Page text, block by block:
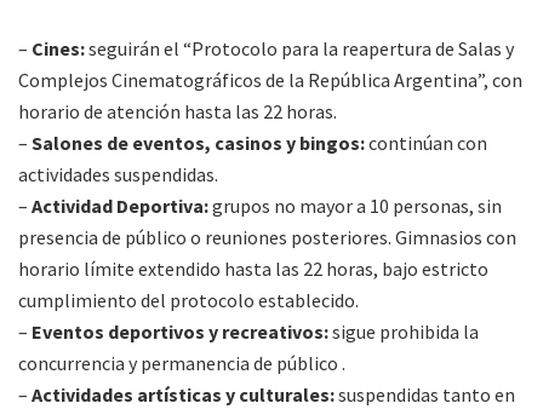
– Cines:seguirán el “Protocolo para la reapertura de Salas y
Complejos Cinematográficos de la República Argentina”, con
horario de atención hasta las 22 horas.
– Salones de eventos, casinos y bingos:continúan con
actividades suspendidas.
– Actividad Deportiva:grupos no mayor a 10 personas, sin
presencia de público o reuniones posteriores. Gimnasios con
horario límite extendido hasta las 22 horas, bajo estricto
cumplimiento del protocolo establecido.
– Eventos deportivos y recreativos:sigue prohibida la
concurrencia y permanencia de público .
– Actividades artísticas y culturales:suspendidas tanto en